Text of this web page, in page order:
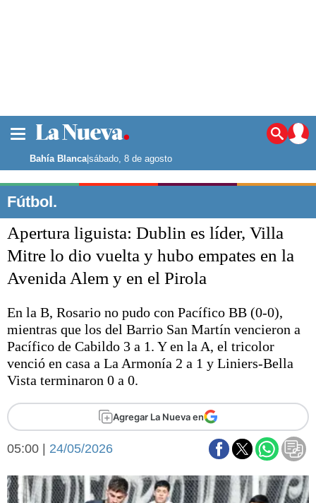
Noticias
La ciudad
Punta Alta
El mundo
Seguridad
Opinión
Escenario Olímpico
Liga del Sur
Básquetbol
Fútbol
Federal A
Arte y cultura
Cines
Economía y campo
Economía y finanzas
Con el campo
Espacio empresas
Sociedad y tiempo
libre
Sociedad
Tecnología
Bahía Blanca|sábado, 8 de agosto
Fútbol.
Apertura liguista: Dublin es líder, Villa
Mitre lo dio vuelta y hubo empates en la
Avenida Alem y en el Pirola
En la B, Rosario no pudo con Pacífico BB (0-0),
mientras que los del Barrio San Martín vencieron a
Pacífico de Cabildo 3 a 1. Y en la A, el tricolor
venció en casa a La Armonía 2 a 1 y Liniers-Bella
Vista terminaron 0 a 0.
Agregar La Nueva en
05:00 | 24/05/2026